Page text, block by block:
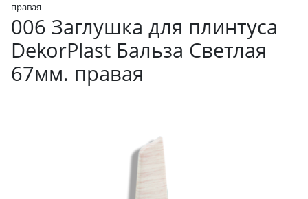
правая
006 Заглушка для плинтуса
DekorPlast Бальза Светлая
67мм. правая